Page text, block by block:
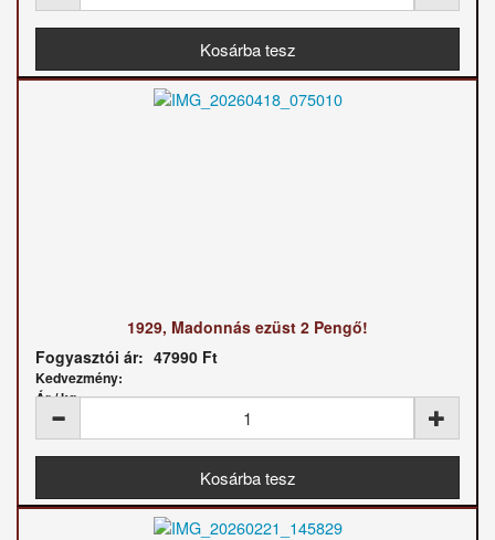
1929, Madonnás ezüst 2 Pengő!
Fogyasztói ár: 47990 Ft
Kedvezmény:
Ár / kg: